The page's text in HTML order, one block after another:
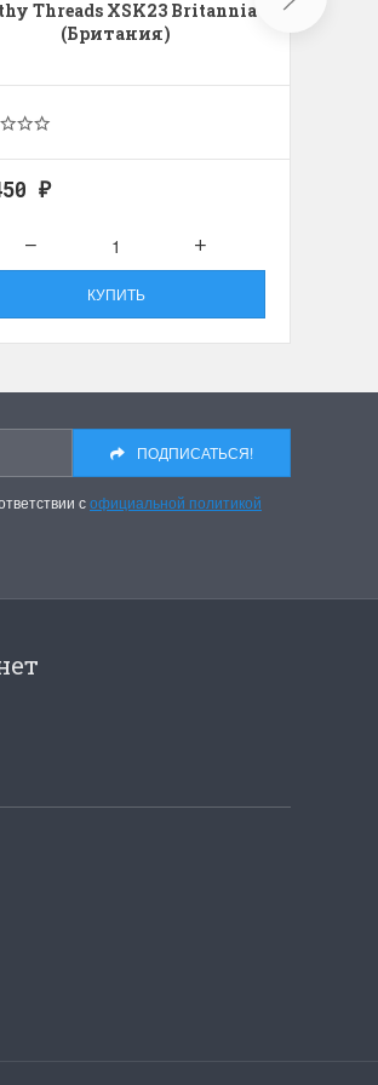
Threads XSK23 Britannia
(Британия)
₽
КУПИТЬ
ПОДПИСАТЬСЯ!
софициальной политикой